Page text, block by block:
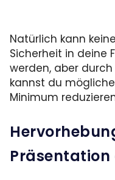
Natürlich kann
Sicherheit in deine
werden, aber
kannst du
Minimum